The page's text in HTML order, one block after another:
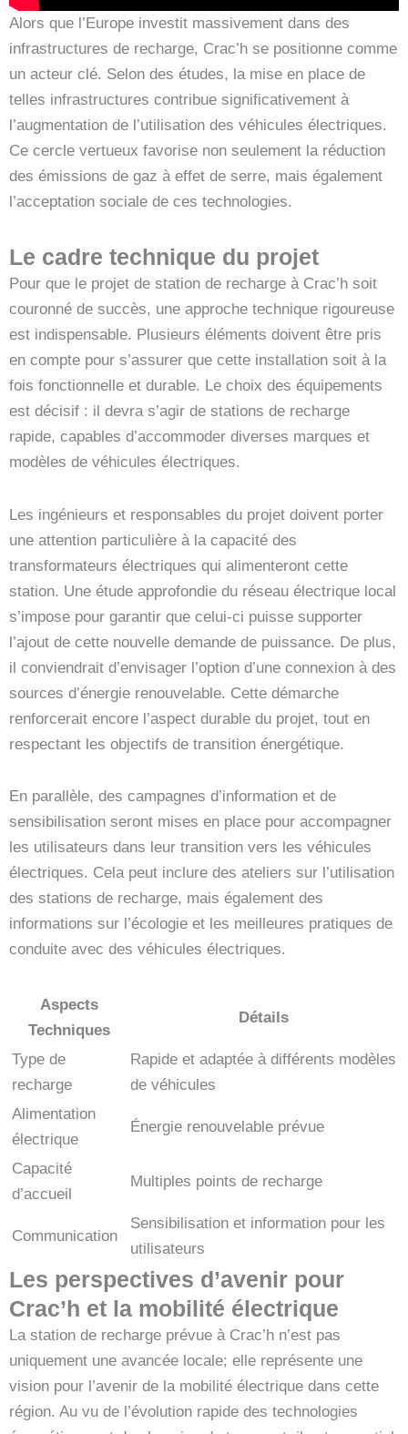
Alors que l’Europe investit massivement dans des
infrastructures de recharge, Crac’h se positionne comme
un acteur clé. Selon des études, la mise en place de
telles infrastructures contribue significativement à
l’augmentation de l’utilisation des véhicules électriques.
Ce cercle vertueux favorise non seulement la réduction
des émissions de gaz à effet de serre, mais également
l’acceptation sociale de ces technologies.
Le cadre technique du projet
Pour que le projet de station de recharge à Crac’h soit
couronné de succès, une approche technique rigoureuse
est indispensable. Plusieurs éléments doivent être pris
en compte pour s’assurer que cette installation soit à la
fois fonctionnelle et durable. Le choix des équipements
est décisif : il devra s’agir de stations de recharge
rapide, capables d’accommoder diverses marques et
modèles de véhicules électriques.
Les ingénieurs et responsables du projet doivent porter
une attention particulière à la capacité des
transformateurs électriques qui alimenteront cette
station. Une étude approfondie du réseau électrique local
s’impose pour garantir que celui-ci puisse supporter
l’ajout de cette nouvelle demande de puissance. De plus,
il conviendrait d’envisager l’option d’une connexion à des
sources d’énergie renouvelable. Cette démarche
renforcerait encore l’aspect durable du projet, tout en
respectant les objectifs de transition énergétique.
En parallèle, des campagnes d’information et de
sensibilisation seront mises en place pour accompagner
les utilisateurs dans leur transition vers les véhicules
électriques. Cela peut inclure des ateliers sur l’utilisation
des stations de recharge, mais également des
informations sur l’écologie et les meilleures pratiques de
conduite avec des véhicules électriques.
Aspects
Techniques
Détails
Type de
recharge
Rapide et adaptée à différents modèles
de véhicules
Alimentation
électrique
Énergie renouvelable prévue
Capacité
d’accueil
Multiples points de recharge
Communication
Sensibilisation et information pour les
utilisateurs
Les perspectives d’avenir pour
Crac’h et la mobilité électrique
La station de recharge prévue à Crac’h n’est pas
uniquement une avancée locale; elle représente une
vision pour l’avenir de la mobilité électrique dans cette
région. Au vu de l’évolution rapide des technologies